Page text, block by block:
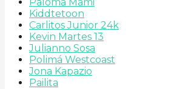
Kiddtetoon
Carlitos Junior 24k
Kevin Martes 13
Julianno Sosa
Polimá Westcoast
Jona Kapazio
Pailita